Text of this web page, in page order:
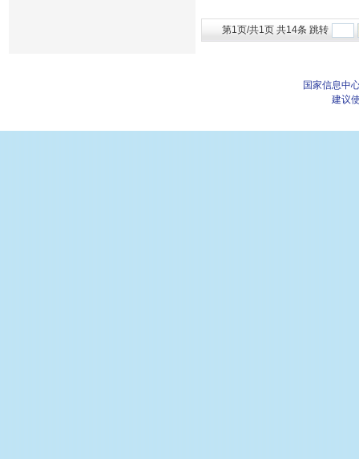
第1页/共1页 共14条 跳转
国家信息中
建议